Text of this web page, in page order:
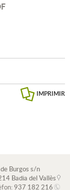
IMPRIMIR
Burgos s/n
Badia del Vallès
937 182 216